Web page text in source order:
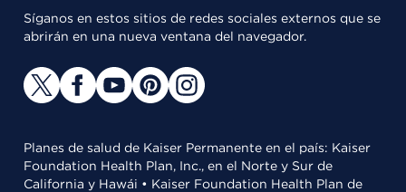
Síganos en estos sitios de redes sociales externos que se
abrirán en una nueva ventana del navegador.
Planes de salud de Kaiser Permanente en el país: Kaiser
Foundation Health Plan, Inc., en el Norte y Sur de
California y Hawái • Kaiser Foundation Health Plan de